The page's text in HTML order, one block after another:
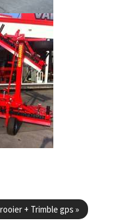
+ Trimble gps »